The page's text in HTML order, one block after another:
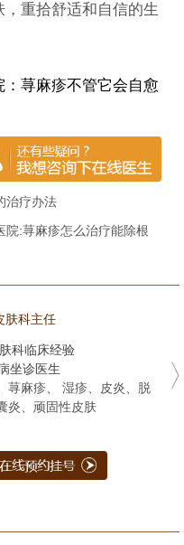
重拾舒适和自信的生
荨麻疹不管它会自愈
治疗办法
院:荨麻疹怎么治疗能除根
肤科主任
科临床经验
坐诊医生
荨麻疹、 湿疹、皮炎、脱
炎、顽固性皮肤